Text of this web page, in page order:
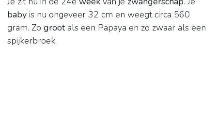
baby is nu ongeveer 32 cm en weegt circa 560
gram. Zo grootals een Papaya en zo zwaar als een
spijkerbroek.